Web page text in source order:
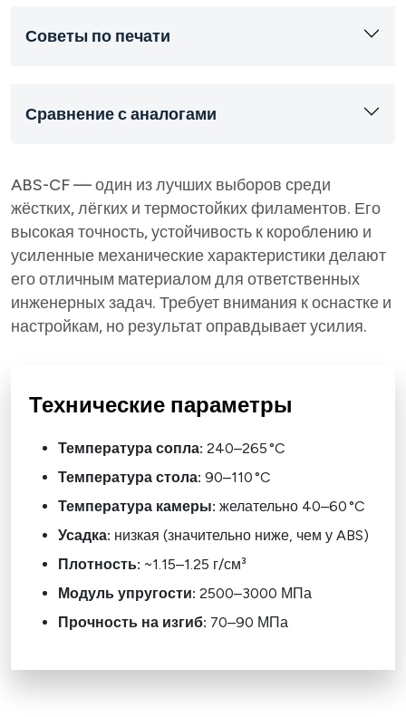
Советы по печати
Сравнение с аналогами
ABS-CF — один из лучших выборов среди
жёстких, лёгких и термостойких филаментов. Его
высокая точность, устойчивость к короблению и
усиленные механические характеристики делают
его отличным материалом для ответственных
инженерных задач. Требует внимания к оснастке и
настройкам, но результат оправдывает усилия.
Технические параметры
Температура сопла: 240–265 °C
Температура стола: 90–110 °C
Температура камеры: желательно 40–60 °C
Усадка: низкая (значительно ниже, чем у ABS)
Плотность: ~1.15–1.25 г/см³
Модуль упругости: 2500–3000 МПа
Прочность на изгиб: 70–90 МПа